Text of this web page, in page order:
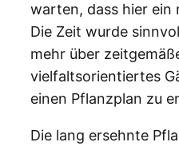
warten, dass hier ein
Die Zeit wurde
mehr über
vielfaltsorientiertes
einen Pflanzplan zu
Die lang ersehnte